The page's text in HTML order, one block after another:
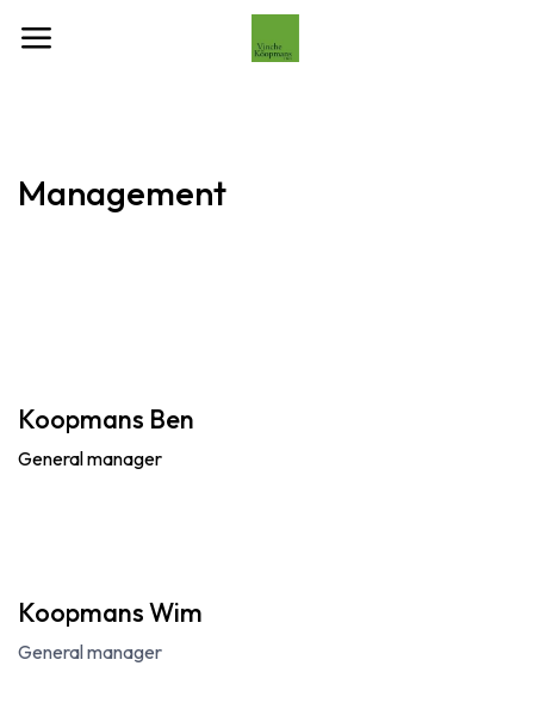
Management
Koopmans Ben
General manager
Koopmans Wim
General manager